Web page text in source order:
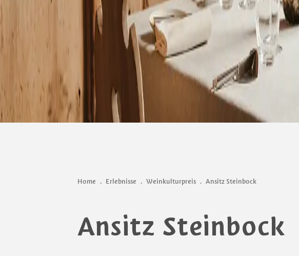
Home . Erlebnisse . Weinkulturpreis . Ansitz Steinbock
Ansitz Steinbock